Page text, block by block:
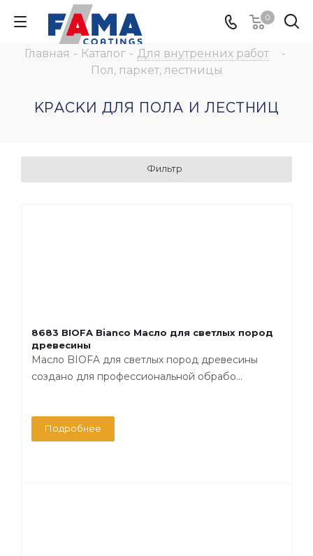
0
Главная - Каталог - Для внутренних работ
-
Пол, паркет, лестницы
КРАСКИ ДЛЯ ПОЛА И ЛЕСТНИЦ
Фильтр
8683 BIOFA Bianco Масло для светлых пород
древесины
Масло BIOFA для светлых пород древесины
создано для профессиональной обрабо...
Подробнее